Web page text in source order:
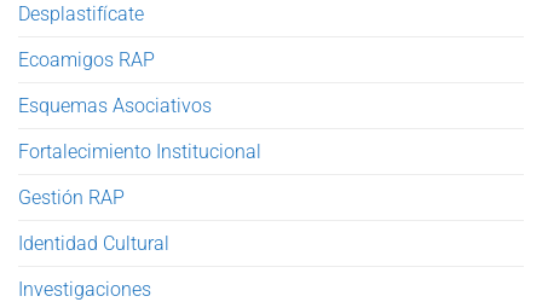
Desplastifícate
Ecoamigos RAP
Esquemas Asociativos
Fortalecimiento Institucional
Gestión RAP
Identidad Cultural
Investigaciones